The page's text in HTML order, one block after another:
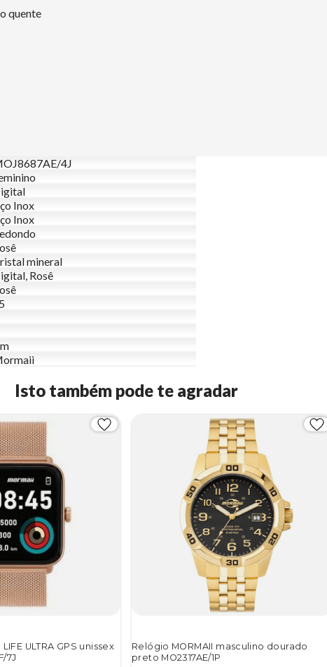
quente
4J
Inox
Inox
mineral
Rosê
Isto também pode te agradar
ULTRA GPS unissex
7J
Relógio MORMAII masculino dourado
preto MO2317AE/1P